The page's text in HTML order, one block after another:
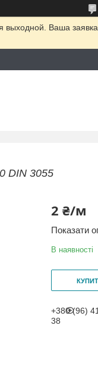
Ваша
DIN 3055
2 ₴/м
Показати
В наявності
+380 (96)
38